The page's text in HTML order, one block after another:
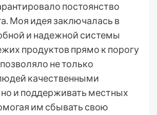
постоянство
Моя идея заключалась в
и надежной системы
продуктов прямо к порогу
не только
качественными
и поддерживать местных
им сбывать свою